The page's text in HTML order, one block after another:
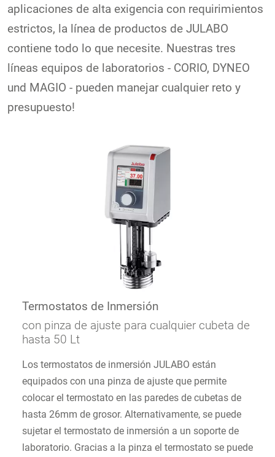
aplicaciones de alta exigencia con requirimientos
estrictos, la línea de productos de JULABO
contiene todo lo que necesite. Nuestras tres
líneas equipos de laboratorios - CORIO, DYNEO
und MAGIO - pueden manejar cualquier reto y
presupuesto!
Termostatos de Inmersión
con pinza de ajuste para cualquier cubeta de
hasta 50 Lt
Los termostatos de inmersión JULABO están
equipados con una pinza de ajuste que permite
colocar el termostato en las paredes de cubetas de
hasta 26mm de grosor. Alternativamente, se puede
sujetar el termostato de inmersión a un soporte de
laboratorio. Gracias a la pinza el termostato se puede